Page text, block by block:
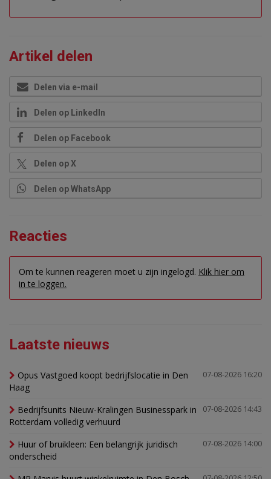
Artikel delen
Delen via e-mail
Delen op LinkedIn
Delen op Facebook
Delen op X
Delen op WhatsApp
Reacties
Om te kunnen reageren moet u zijn ingelogd. Klik hier om
in te loggen.
Laatste nieuws
07-08-2026 16:20
Opus Vastgoed koopt bedrijfslocatie in Den
Haag
07-08-2026 14:43
Bedrijfsunits Nieuw-Kralingen Businesspark in
Rotterdam volledig verhuurd
07-08-2026 14:00
Huur of bruikleen: Een belangrijk juridisch
onderscheid